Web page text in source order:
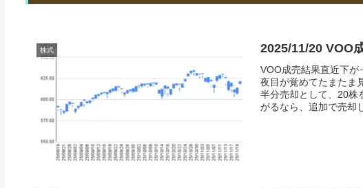
株式 2025/11/20 VOO
VOO成売結果直近下が
夜目が覚めてたまたま
半分売却として、20株
がるなら、追加で売却し